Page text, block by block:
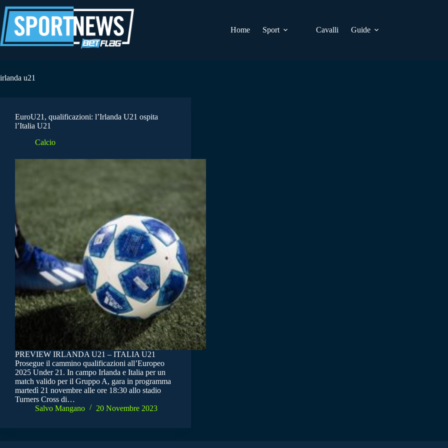
al
contenuto
Home
Sport Cavalli Guide
irlanda u21
EuroU21, qualificazioni: l’Irlanda U21 ospita
l’Italia U21
Calcio
PREVIEW IRLANDA U21 – ITALIA U21
Prosegue il cammino qualificazioni all’Europeo
2025 Under 21. In campo Irlanda e Italia per un
match valido per il Gruppo A, gara in programma
martedì 21 novembre alle ore 18:30 allo stadio
Turners Cross di…
Salvo Mangano
20 Novembre 2023